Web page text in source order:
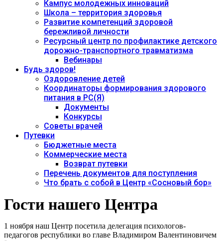
Кампус молодежных инноваций
Школа – территория здоровья
Развитие компетенций здоровой
бережливой личности
Ресурсный центр по профилактике детского
дорожно-транспортного травматизма
Вебинары
Будь здоров!
Оздоровление детей
Координаторы формирования здорового
питания в РС(Я)
Документы
Конкурсы
Советы врачей
Путевки
Бюджетные места
Коммерческие места
Возврат путевки
Перечень документов для поступления
Что брать с собой в Центр «Сосновый бор»
Гости нашего Центра
1 ноября наш Центр посетила делегация психологов-
педагогов республики во главе Владимиром Валентиновичем